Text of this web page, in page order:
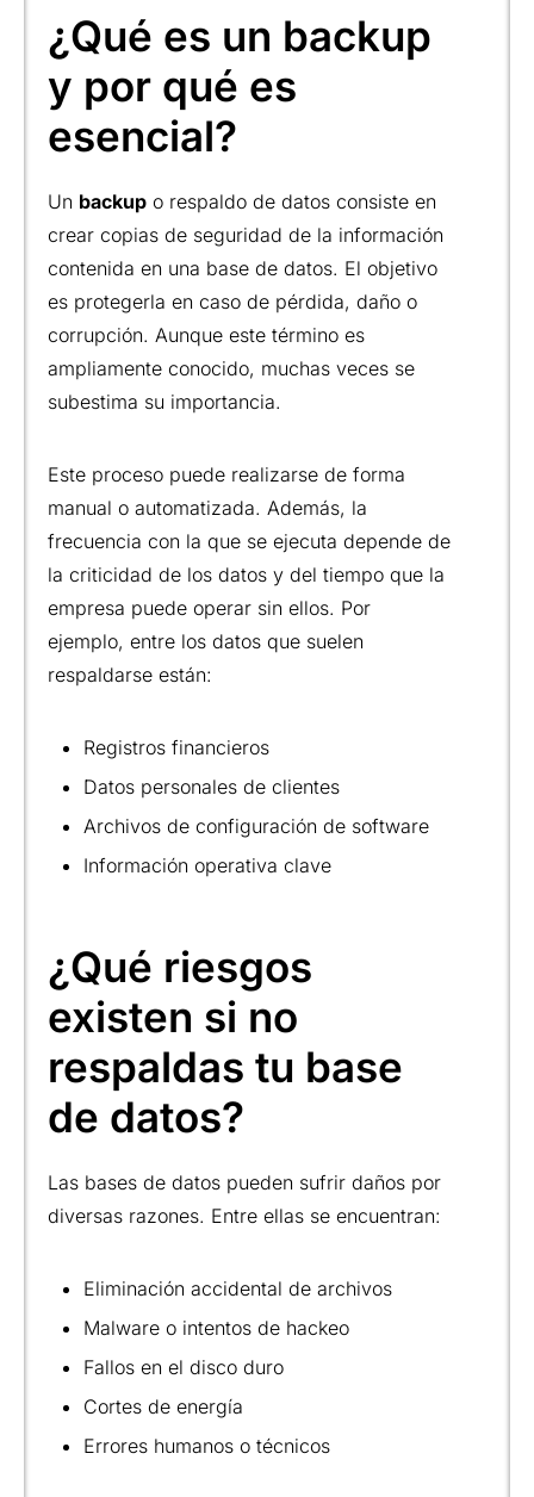
¿Qué es un backup
y por qué es
esencial?
Un backup o respaldo de datos consiste en
crear copias de seguridad de la información
contenida en una base de datos. El objetivo
es protegerla en caso de pérdida, daño o
corrupción. Aunque este término es
ampliamente conocido, muchas veces se
subestima su importancia.
Este proceso puede realizarse de forma
manual o automatizada. Además, la
frecuencia con la que se ejecuta depende de
la criticidad de los datos y del tiempo que la
empresa puede operar sin ellos. Por
ejemplo, entre los datos que suelen
respaldarse están:
Registros financieros
Datos personales de clientes
Archivos de configuración de software
Información operativa clave
¿Qué riesgos
existen si no
respaldas tu base
de datos?
Las bases de datos pueden sufrir daños por
diversas razones. Entre ellas se encuentran:
Eliminación accidental de archivos
Malware o intentos de hackeo
Fallos en el disco duro
Cortes de energía
Errores humanos o técnicos